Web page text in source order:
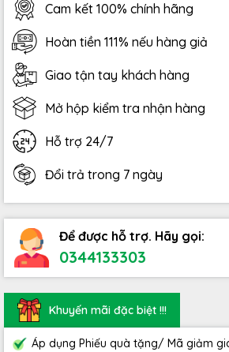
Cam kết 100% chính hãng
Hoàn tiền 111% nếu hàng giả
Giao tận tay khách hàng
Mở hộp kiểm tra nhận hàng
Hỗ trợ 24/7
Đổi trả trong 7 ngày
Để được hỗ trợ. Hãy gọi:
0344133303
Khuyến mãi đặc biệt !!!
Áp dụng Phiếu quà tặng/ Mã giảm